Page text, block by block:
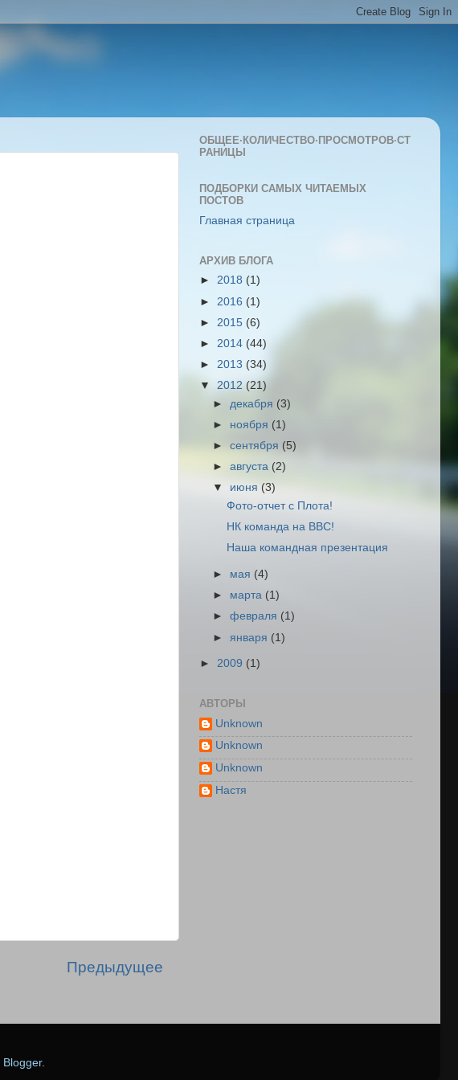
Предыдущее
ОБЩЕЕ·КОЛИЧЕСТВО·ПРОСМОТРОВ·СТ
РАНИЦЫ
ПОДБОРКИ САМЫХ ЧИТАЕМЫХ
ПОСТОВ
Главная страница
АРХИВ БЛОГА
► 2018 (1)
► 2016 (1)
► 2015 (6)
► 2014 (44)
► 2013 (34)
▼ 2012 (21)
► декабря (3)
► ноября (1)
►сентября (5)
►августа (2)
▼ июня (3)
Фото-отчет с Плота!
НК команда на ВВС!
Наша командная презентация
► мая (4)
► марта (1)
►февраля (1)
► января (1)
► 2009 (1)
АВТОРЫ
Unknown
Unknown
Unknown
Настя
Blogger.